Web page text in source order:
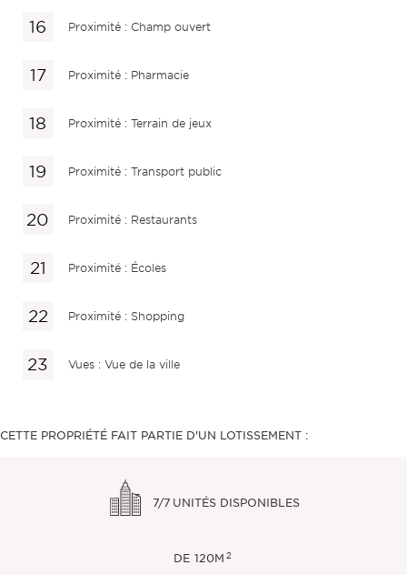
Proximité : Champ ouvert
Proximité : Pharmacie
Proximité : Terrain de jeux
Proximité : Transport public
Proximité : Restaurants
Proximité : Écoles
Proximité : Shopping
Vues : Vue de la ville
CETTE PROPRIÉTÉ FAIT PARTIE D'UN LOTISSEMENT :
7/7 UNITÉS DISPONIBLES
DE 120M2